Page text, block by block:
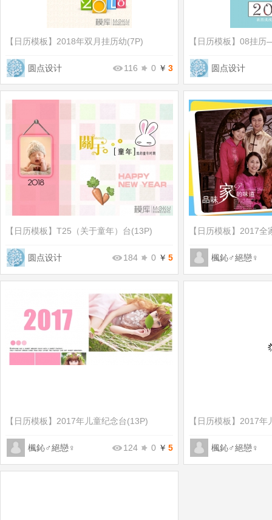
【日历模板】 2018年双月挂历幼(7P)
116 0 ￥ 3
圆点设计
【日历模板】 08挂历
圆点设计
【日历模板】 T25（关于童年）台(13P)
184 0 ￥ 5
圆点设计
【日历模板】 2017全
楓鈊♂絕戀♀
【日历模板】 2017年儿童纪念台(13P)
124 0 ￥ 5
楓鈊♂絕戀♀
【日历模板】 2017年
楓鈊♂絕戀♀